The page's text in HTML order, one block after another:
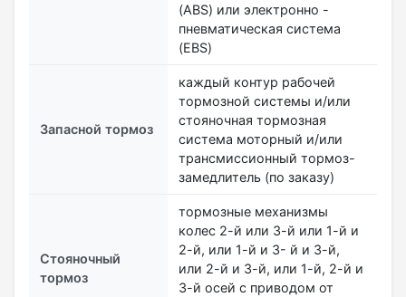
(ABS) или электронно -
пневматическая система
(EBS)
Запасной тормоз
каждый контур рабочей
тормозной системы и/или
стояночная тормозная
система моторный и/или
трансмиссионный тормоз-
замедлитель (по заказу)
Стояночный
тормоз
тормозные механизмы
колес 2-й или 3-й или 1-й и
2-й, или 1-й и 3- й и 3-й,
или 2-й и 3-й, или 1-й, 2-й и
3-й осей с приводом от